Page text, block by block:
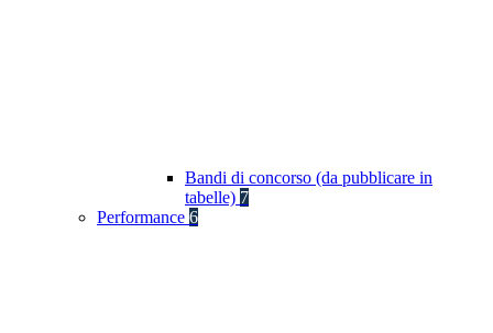
Bandi di concorso (da pubblicare in
tabelle) 7
Performance 6